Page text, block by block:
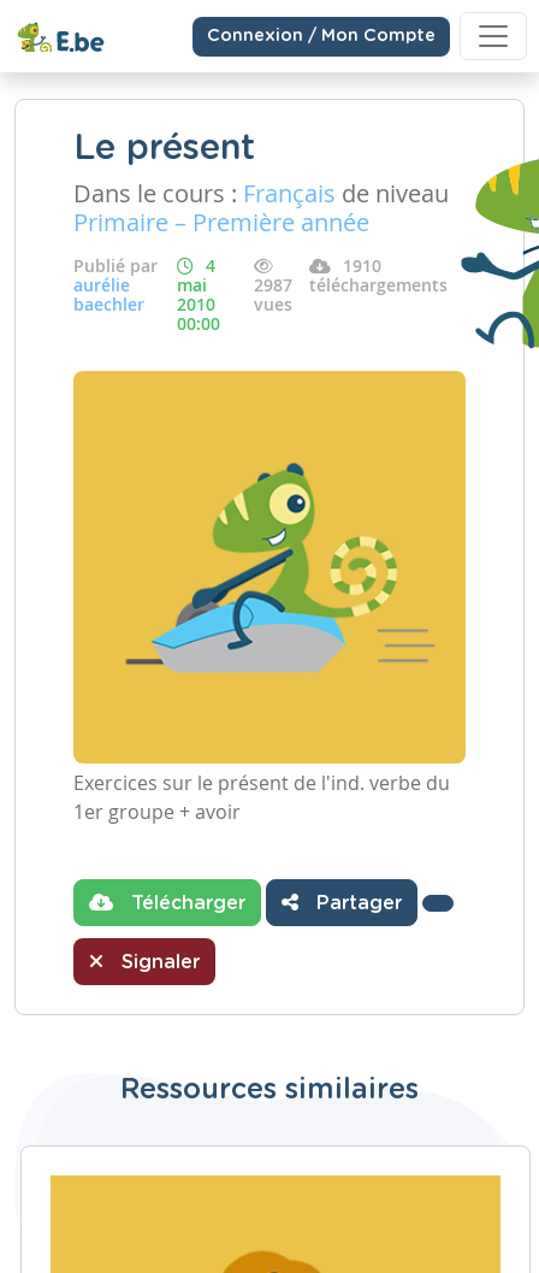
Connexion / Mon Compte
Le présent
Dans le cours : Français de niveau
Primaire – Première année
Publié par
aurélie
baechler
4
mai
2010
00:00
2987
vues
1910
téléchargements
Exercices sur le présent de l'ind. verbe du
1er groupe + avoir
Télécharger Partager
Signaler
Ressources similaires